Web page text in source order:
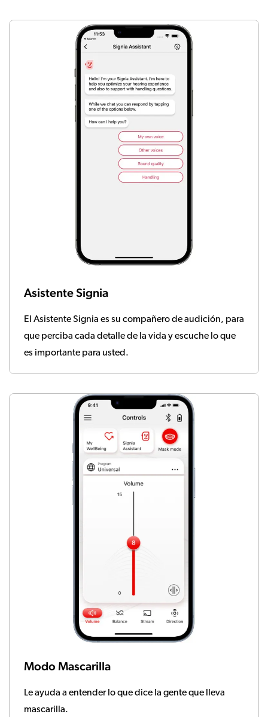
Asistente Signia
El Asistente Signia es su compañero de audición, para
que perciba cada detalle de la vida y escuche lo que
es importante para usted.
Modo Mascarilla
Le ayuda a entender lo que dice la gente que lleva
mascarilla.